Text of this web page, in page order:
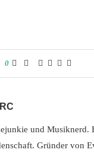
0
und Musiknerd.
Gründer von